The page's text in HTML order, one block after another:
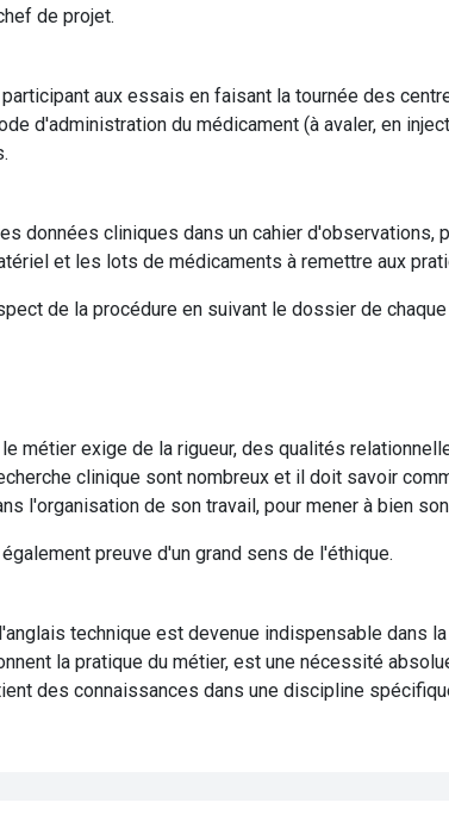
de projet.
aux essais en faisant la tournée des
d'administration du médicament (à avaler, en
données cliniques dans un cahier d'observations,
et les lots de médicaments à remettre aux
de la procédure en suivant le dossier de
métier exige de la rigueur, des qualités
clinique sont nombreux et il doit savoir
l'organisation de son travail, pour mener à bien
preuve d'un grand sens de l'éthique.
technique est devenue indispensable dans
la pratique du métier, est une nécessité
des connaissances dans une discipline